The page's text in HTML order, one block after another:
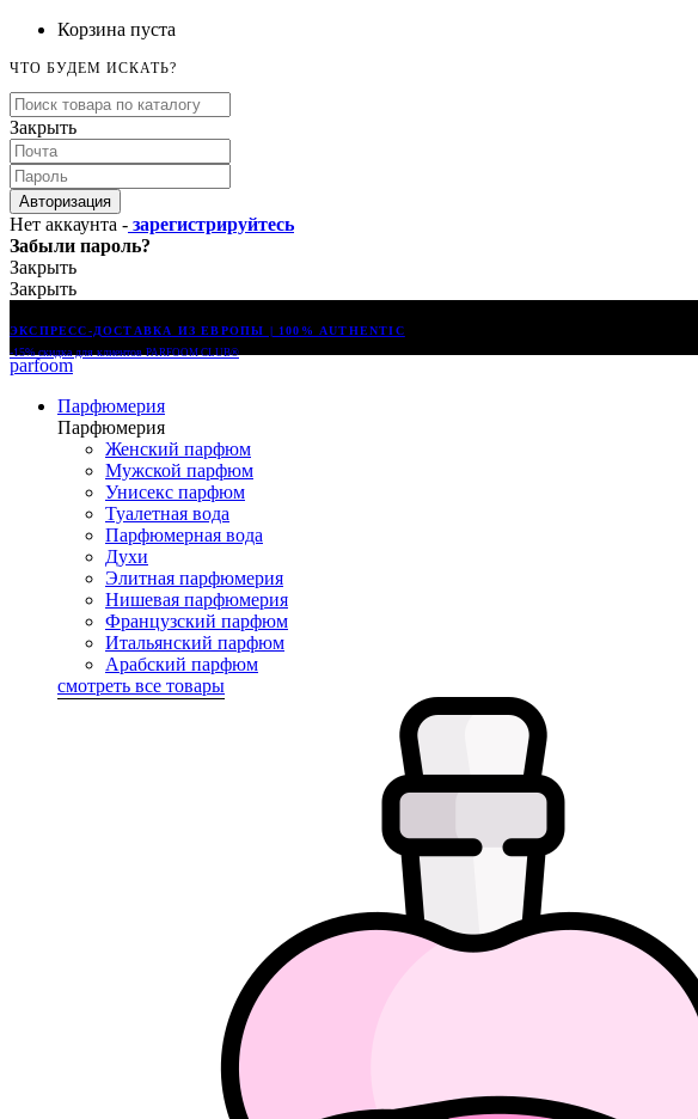
Корзина пуста
ЧТО БУДЕМ ИСКАТЬ?
Закрыть
Авторизация
Нет аккаунта - зарегистрируйтесь
Забыли пароль?
Закрыть
Закрыть
ЭКСПРЕСС-ДОСТАВКА ИЗ ЕВРОПЫ | 100% AUTHENTIC
-15% скидка для клиентов PARFOOM CLUB®
parfoom
Парфюмерия
Парфюмерия
Женский парфюм
Мужской парфюм
Унисекс парфюм
Туалетная вода
Парфюмерная вода
Духи
Элитная парфюмерия
Нишевая парфюмерия
Французский парфюм
Итальянский парфюм
Арабский парфюм
смотреть все товары